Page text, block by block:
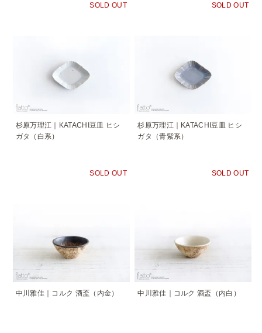
SOLD OUT SOLD OUT
杉原万理江｜KATACHI豆皿 ヒシ
ガタ（白系）
SOLD OUT
杉原万理江｜KATACHI豆皿 ヒシ
ガタ（青紫系）
SOLD OUT
中川雅佳｜コルク 酒盃（内金） 中川雅佳｜コルク 酒盃（内白）